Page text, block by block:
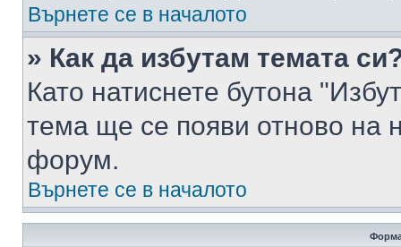
Върнете се в началото
» Как да избутам темата
Като натиснете бутона
тема ще се появи отново на
форум.
Върнете се в началото